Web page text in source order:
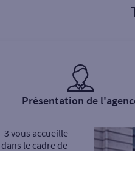
Présentation de
3vous accueille
le cadre de